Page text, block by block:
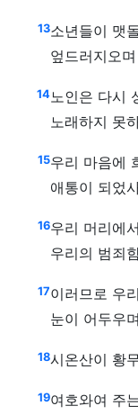
13소년들이 맷
엎드러지오며
14노인은 다시
노래하지 못
15우리 마음에
애통이 되었
16우리 머리에
우리의 범죄
17이러므로 우
눈이 어두우며
18시온산이 황
19여호와여 주